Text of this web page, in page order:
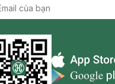
Appstore icon